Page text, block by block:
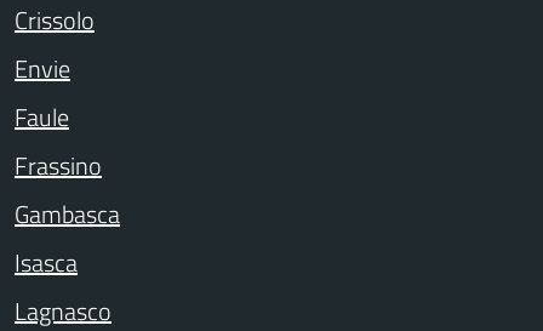
Crissolo
Envie
Faule
Frassino
Gambasca
Isasca
Lagnasco